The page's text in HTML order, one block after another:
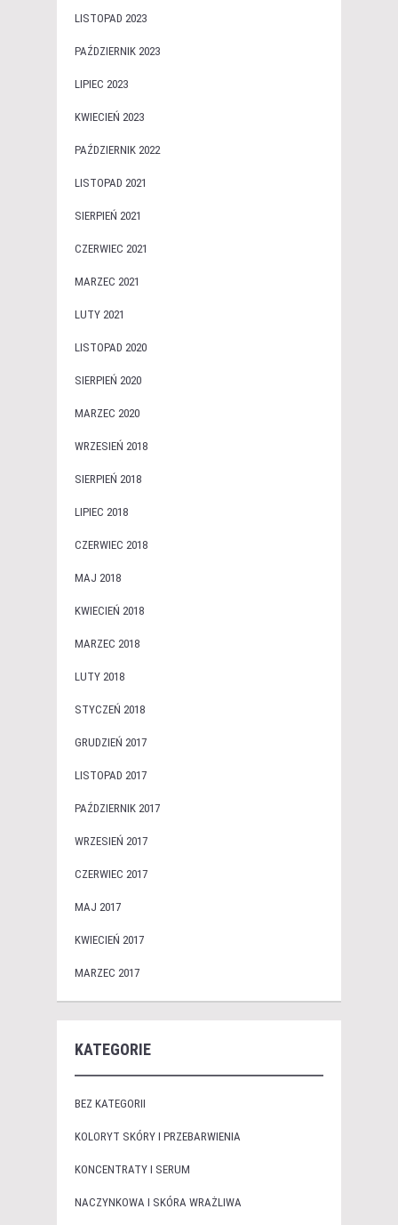
LISTOPAD 2023
PAŹDZIERNIK 2023
LIPIEC 2023
KWIECIEŃ 2023
PAŹDZIERNIK 2022
LISTOPAD 2021
SIERPIEŃ 2021
CZERWIEC 2021
MARZEC 2021
LUTY 2021
LISTOPAD 2020
SIERPIEŃ 2020
MARZEC 2020
WRZESIEŃ 2018
SIERPIEŃ 2018
LIPIEC 2018
CZERWIEC 2018
MAJ 2018
KWIECIEŃ 2018
MARZEC 2018
LUTY 2018
STYCZEŃ 2018
GRUDZIEŃ 2017
LISTOPAD 2017
PAŹDZIERNIK 2017
WRZESIEŃ 2017
CZERWIEC 2017
MAJ 2017
KWIECIEŃ 2017
MARZEC 2017
KATEGORIE
BEZ KATEGORII
KOLORYT SKÓRY I PRZEBARWIENIA
KONCENTRATY I SERUM
NACZYNKOWA I SKÓRA WRAŻLIWA